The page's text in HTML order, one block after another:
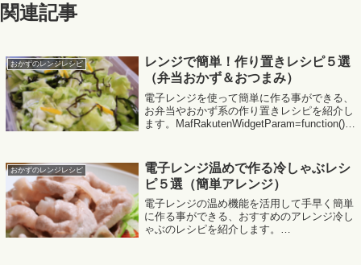
関連記事
おかずのレンジレシピ
レンジで簡単！作り置きレシピ５選
（弁当おかず＆おつまみ）
電子レンジを使って簡単に作る事ができる、
お弁当やおかず系の作り置きレシピを紹介し
ます。MafRakutenWidgetParam=function() {
おかずのレンジレシピ
電子レンジ温めで作る冷しゃぶレシ
ピ５選（簡単アレンジ）
電子レンジの温め機能を活用して手早く簡単
に作る事ができる、おすすめのアレンジ冷し
ゃぶのレシピを紹介します。